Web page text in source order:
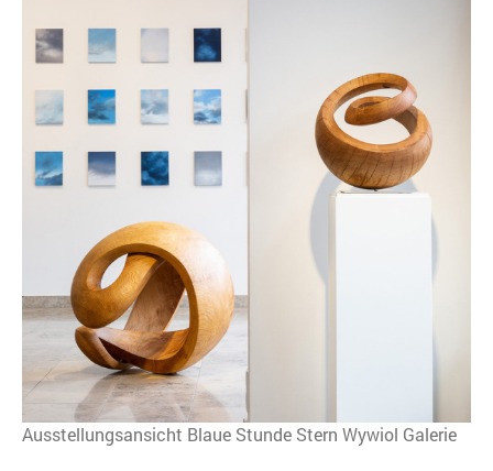
Ausstellungsansicht Blaue Stunde Stern Wywiol Galerie